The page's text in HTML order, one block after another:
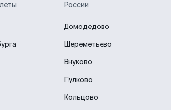
России
Домодедово
Шереметьево
Внуково
Пулково
Кольцово